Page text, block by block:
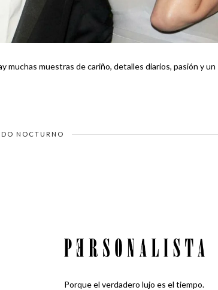
muchas muestras de cariño, detalles diarios, pasión y
NOCTURNO
Porque el verdadero lujo es el tiempo.